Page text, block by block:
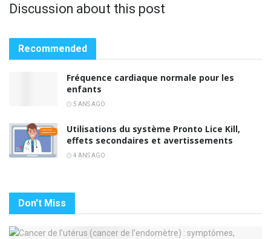
Discussion about this post
Recommended
Fréquence cardiaque normale pour les
enfants
5 ANS AGO
Utilisations du système Pronto Lice Kill,
effets secondaires et avertissements
4 ANS AGO
Don't Miss